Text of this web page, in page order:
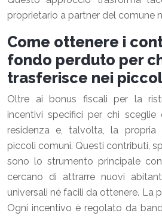
proprietario a partner del comune
Come ottenere i
fondo perduto per
trasferisce nei
Oltre ai bonus fiscali per la
incentivi specifici per chi sceglie
residenza e, talvolta, la propria
piccoli comuni. Questi contributi,
sono lo strumento principale
cercano di attrarre nuovi
universali né facili da ottenere. La
Ogni incentivo è regolato da